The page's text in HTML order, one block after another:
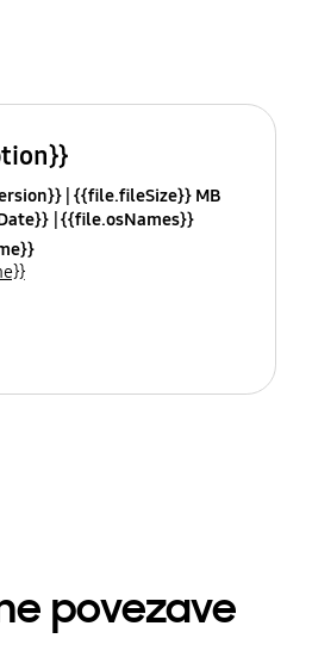
{{file.fileSize}} MB
{{file.osNames}}
povezave